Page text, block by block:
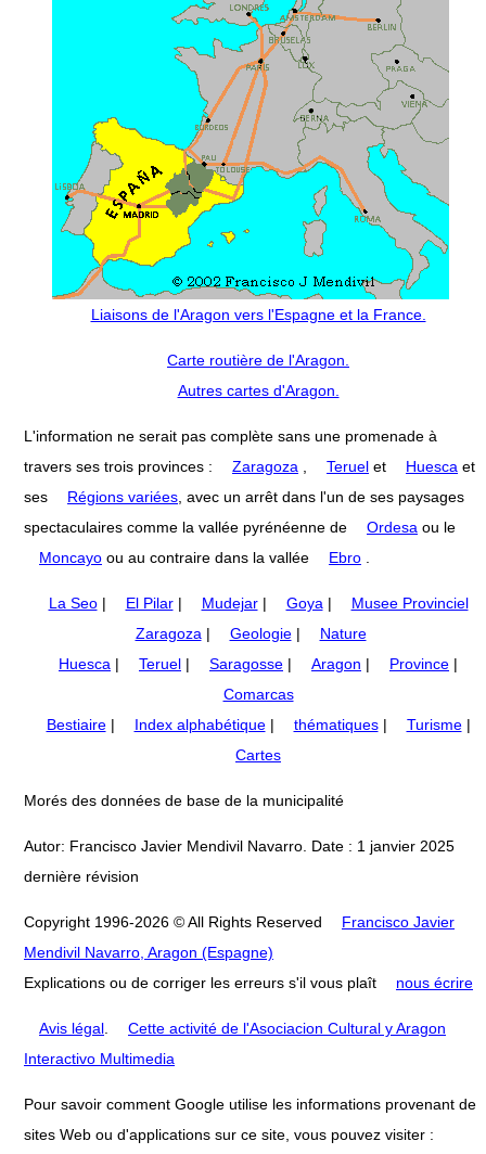
Liaisons de l'Aragon vers l'Espagne et la France.
Carte routière de l'Aragon.
Autres cartes d'Aragon.
L'information ne serait pas complète sans une promenade à
travers ses trois provinces :
Zaragoza Teruel et Huesca et
ses
Régions variées , avec un arrêt dans l'un de ses paysages
spectaculaires comme la vallée pyrénéenne de
Ordesa ou le
Moncayo ou au contraire dans la vallée Ebro
La Seo| El Pilar| Mudejar| Goya |
Musee Provinciel
Zaragoza | Geologie|
Nature
Huesca | Teruel | Saragosse | Aragon | Province |
Comarcas
Bestiaire| Index alphabétique| thématiques| Turisme|
Cartes
Morés des données de base de la municipalité
Autor: Francisco Javier Mendivil Navarro. Date : 1 janvier 2025
dernière révision
Copyright 1996-2026 © All Rights Reserved
Francisco Javier
Mendivil Navarro, Aragon (Espagne)
Explications ou de corriger les erreurs s'il vous plaît
nous écrire
Avis légal
Cette activité de l'Asociacion Cultural y Aragon
Interactivo Multimedia
Pour savoir comment Google utilise les informations provenant de
sites Web ou d'applications sur ce site, vous pouvez visiter :